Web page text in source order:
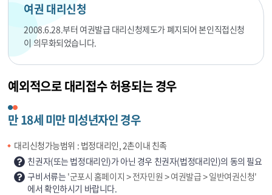
여권 대리신청
2008.6.28.부터 여권발급 대리신청제도가 폐지되어 본인직접신청
이 의무화되었습니다.
예외적으로 대리접수 허용되는 경우
만 18세 미만 미성년자인 경우
대리신청가능범위 : 법정대리인, 2촌이내 친족
친권자(또는 법정대리인)가 아닌 경우 친권자(법정대리인)의 동의 필요
구비서류는 '군포시 홈페이지 > 전자민원 > 여권발급 > 일반여권신청'
에서 확인하시기 바랍니다.